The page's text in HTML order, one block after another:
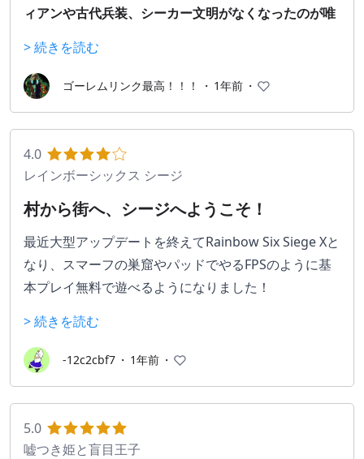
ィアンや古代兵装、シーカー文明がなくなったのが唯
スイッチ２エディションもプレイしたいんですが、
スイッチ２持ってません。
ゼルダの伝説40年おめでとうございま
す!!!!!!!!!!!!!!!!!!!!!!!!!!!!!!!!!!!
> 続きを読む
ゴーレムリンク最高！！！ ・ 1年前 ・
4.0
レインボーシックス シージ
村から街へ、シージへようこそ！
最近大型アップデートを終えてRainbow Six Siege Xと
なり、スマーフの巣窟やパッドでやるFPSのように基
本プレイ無料で遊べるようになりました！
にした5vs5の攻撃側と防衛側に別れて戦う室内戦闘特
化型FPSです。
室内戦闘に特化しているというのが面白い所の1つで
部屋の壁や床、天井等を破壊して射線を増やしたり
し、平面の戦いだけでなく１階2階等の上下の戦いが
生まれる事により戦術が無限に広がります。
> 続きを読む
-12c2cbf7 ・ 1年前 ・
5.0
嘘つき姫と盲目王子